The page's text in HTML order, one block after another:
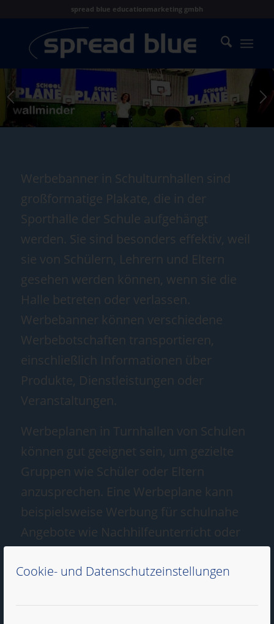
Cookie- und Datenschutzeinstellungen
spread blue educationmarketing gmbh
2
Werbebanner in Schulturnhallen sind
großformatige Plakate, die in der
Sporthalle der Schule aufgehängt
werden. Sie sind besonders effektiv, weil
sie von Schülern, Lehrern und Eltern
gesehen werden können, wenn sie die
Halle betreten oder verlassen.
Werbebanner können verschiedene
Werbebotschaften transportieren,
einschließlich Informationen über
Produkte, Dienstleistungen oder
Veranstaltungen.
Werbeplanen in Turnhallen von Schulen
können gut geeignet sein, um gezielte
Gruppen wie Schüler oder Eltern
anzusprechen. Eine Werbeplane kann
beispielsweise Werbung für schulnahe
Angebote wie Nachhilfeunterricht oder
hinaus kann sie auch die